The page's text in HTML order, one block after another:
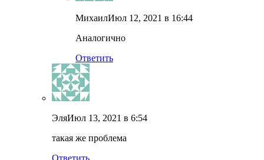
МихаилИюл 12, 2021 в 16:44
Аналогично
Ответить
ЭляИюл 13, 2021 в 6:54
такая же проблема
Ответить